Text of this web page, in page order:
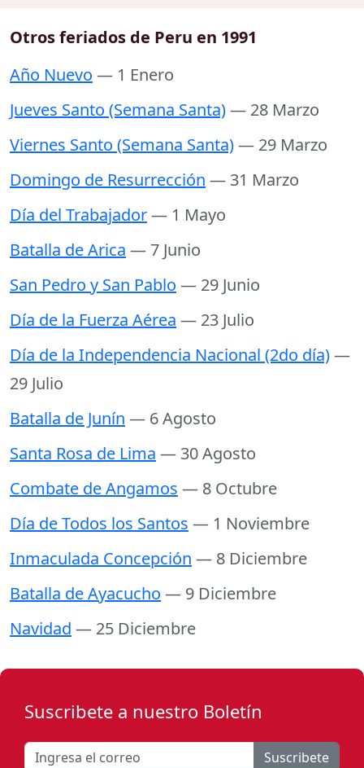
Otros feriados de Peru en 1991
Año Nuevo — 1 Enero
Jueves Santo (Semana Santa)— 28 Marzo
Viernes Santo (Semana Santa)— 29 Marzo
Domingo de Resurrección — 31 Marzo
Día del Trabajador— 1 Mayo
Batalla de Arica — 7 Junio
San Pedro y San Pablo — 29 Junio
Día de la Fuerza Aérea — 23 Julio
Día de la Independencia Nacional (2do día)—
29 Julio
Batalla de Junín — 6 Agosto
Santa Rosa de Lima — 30 Agosto
Combate de Angamos — 8 Octubre
Día de Todos los Santos — 1 Noviembre
Inmaculada Concepción — 8 Diciembre
Batalla de Ayacucho — 9 Diciembre
Navidad — 25 Diciembre
Suscribete a nuestro Boletín
Suscribete